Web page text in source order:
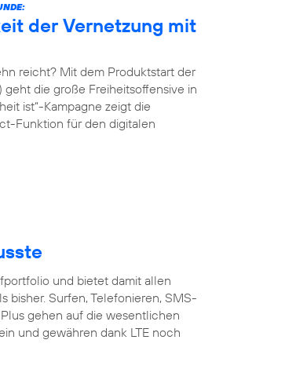
der Vernetzung mit
reicht? Mit dem Produktstart der
geht die große Freiheitsoffensive in
ist“-Kampagne zeigt die
Funktion für den digitalen
und bietet damit allen
bisher. Surfen, Telefonieren, SMS-
gehen auf die wesentlichen
und gewähren dank LTE noch